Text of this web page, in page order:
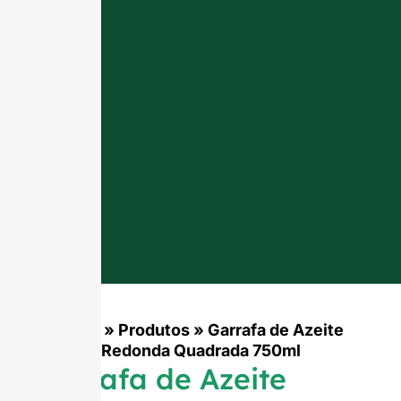
» Produtos » Garrafa de Azeite
Redonda Quadrada 750ml
Garrafa de Azeite